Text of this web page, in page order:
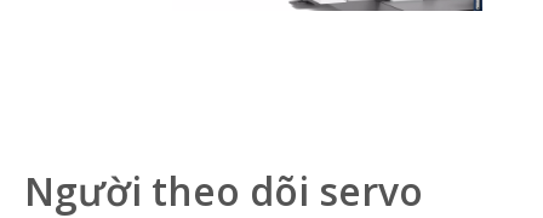
Người theo dõi servo